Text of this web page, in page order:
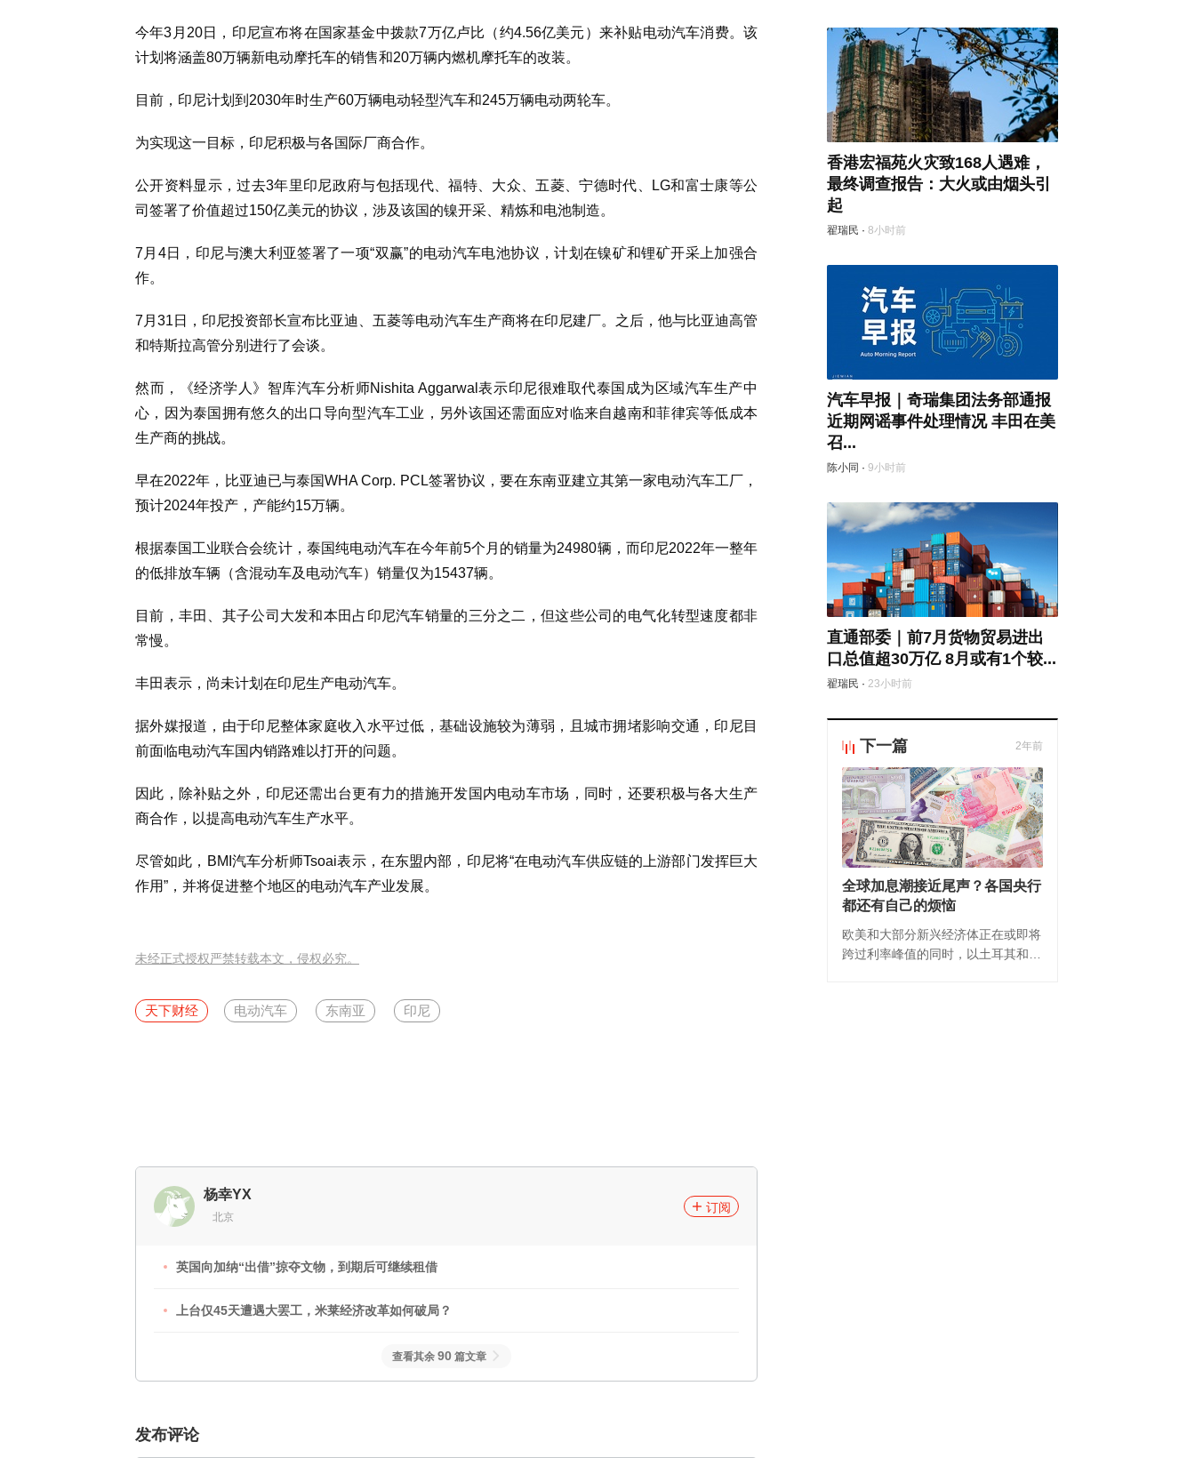
今年3月20日，印尼宣布将在国家基金中拨款7万亿卢比（约4.56亿美元）来补贴电动汽车消费。该
计划将涵盖80万辆新电动摩托车的销售和20万辆内燃机摩托车的改装。
目前，印尼计划到2030年时生产60万辆电动轻型汽车和245万辆电动两轮车。
为实现这一目标，印尼积极与各国际厂商合作。
公开资料显示，过去3年里印尼政府与包括现代、福特、大众、五菱、宁德时代、LG和富士康等公
司签署了价值超过150亿美元的协议，涉及该国的镍开采、精炼和电池制造。
7月4日，印尼与澳大利亚签署了一项“双赢”的电动汽车电池协议，计划在镍矿和锂矿开采上加强合
作。
7月31日，印尼投资部长宣布比亚迪、五菱等电动汽车生产商将在印尼建厂。之后，他与比亚迪高管
和特斯拉高管分别进行了会谈。
然而，《经济学人》智库汽车分析师Nishita Aggarwal表示印尼很难取代泰国成为区域汽车生产中
心，因为泰国拥有悠久的出口导向型汽车工业，另外该国还需面应对临来自越南和菲律宾等低成本
生产商的挑战。
早在2022年，比亚迪已与泰国WHA Corp. PCL签署协议，要在东南亚建立其第一家电动汽车工厂，
预计2024年投产，产能约15万辆。
根据泰国工业联合会统计，泰国纯电动汽车在今年前5个月的销量为24980辆，而印尼2022年一整年
的低排放车辆（含混动车及电动汽车）销量仅为15437辆。
目前，丰田、其子公司大发和本田占印尼汽车销量的三分之二，但这些公司的电气化转型速度都非
常慢。
丰田表示，尚未计划在印尼生产电动汽车。
据外媒报道，由于印尼整体家庭收入水平过低，基础设施较为薄弱，且城市拥堵影响交通，印尼目
前面临电动汽车国内销路难以打开的问题。
因此，除补贴之外，印尼还需出台更有力的措施开发国内电动车市场，同时，还要积极与各大生产
商合作，以提高电动汽车生产水平。
尽管如此，BMI汽车分析师Tsoai表示，在东盟内部，印尼将“在电动汽车供应链的上游部门发挥巨大
作用”，并将促进整个地区的电动汽车产业发展。
未经正式授权严禁转载本文，侵权必究。
天下财经 电动汽车 东南亚 印尼
杨幸YX
北京
订阅
英国向加纳“出借”掠夺文物，到期后可继续租借
上台仅45天遭遇大罢工，米莱经济改革如何破局？
查看其余 90 篇文章
发布评论
香港宏福苑火灾致168人遇难，
最终调查报告：大火或由烟头引
起
翟瑞民 · 8小时前
汽车早报｜奇瑞集团法务部通报
近期网谣事件处理情况 丰田在美
召...
陈小同 · 9小时前
直通部委｜前7月货物贸易进出
口总值超30万亿 8月或有1个较...
翟瑞民 · 23小时前
下一篇 2年前
全球加息潮接近尾声？各国央行
都还有自己的烦恼
欧美和大部分新兴经济体正在或即将
跨过利率峰值的同时，以土耳其和俄